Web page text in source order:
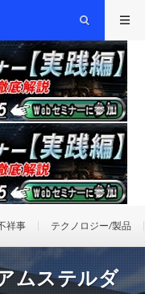
祥事 テクノロジー/製品
ムステルダ